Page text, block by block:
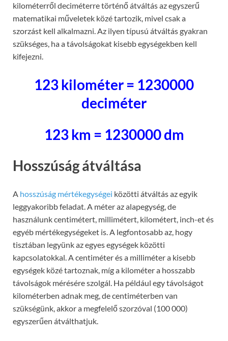
kilométerről deciméterre történő átváltás az egyszerű
matematikai műveletek közé tartozik, mivel csak a
szorzást kell alkalmazni. Az ilyen típusú átváltás gyakran
szükséges, ha a távolságokat kisebb egységekben kell
kifejezni.
123 kilométer = 1230000
deciméter
123 km = 1230000 dm
Hosszúság átváltása
A hosszúság mértékegységei közötti átváltás az egyik
leggyakoribb feladat. A méter az alapegység, de
használunk centimétert, millimétert, kilométert, inch-et és
egyéb mértékegységeket is. A legfontosabb az, hogy
tisztában legyünk az egyes egységek közötti
kapcsolatokkal. A centiméter és a milliméter a kisebb
egységek közé tartoznak, míg a kilométer a hosszabb
távolságok mérésére szolgál. Ha például egy távolságot
kilométerben adnak meg, de centiméterben van
szükségünk, akkor a megfelelő szorzóval (100 000)
egyszerűen átválthatjuk.